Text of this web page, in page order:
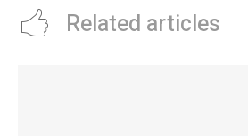
Related articles